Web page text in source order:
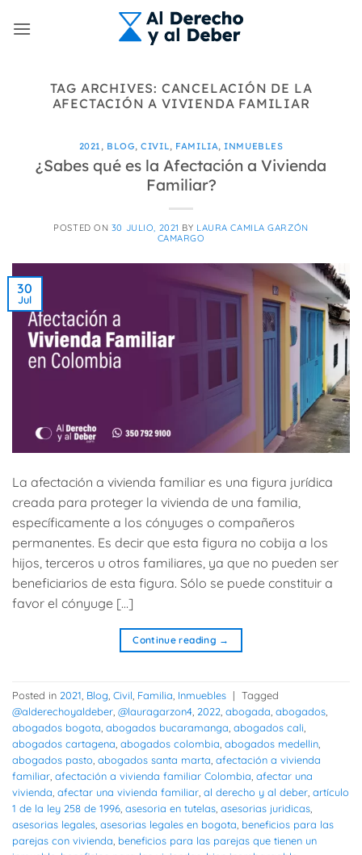
TAG ARCHIVES: CANCELACIÓN DE LA
AFECTACIÓN A VIVIENDA FAMILIAR
2021 , BLOG,CIVIL, FAMILIA,INMUEBLES
¿Sabes qué es la Afectación a Vivienda
Familiar?
POSTED ON 30 JULIO, 2021 BY LAURA CAMILA GARZÓN
CAMARGO
30
Jul
La afectación a vivienda familiar es una figura jurídica
creada para proteger la vivienda de una familia,
específicamente a los cónyuges o compañeros
permanentes. Es decir que esta figura no cobija a los
hijos, terceros u otros familiares, ya que no pueden ser
beneficiarios de esta figura. Sólo se puede constituir a
favor el cónyuge […]
Continue reading →
Posted in 2021, Blog, Civil, Familia, Inmuebles | Tagged
@alderechoyaldeber, @lauragarzon4, 2022, abogada, abogados,
abogados bogota, abogados bucaramanga, abogados cali,
abogados cartagena, abogados colombia, abogados medellin,
abogados pasto, abogados santa marta, afectación a vivienda
familiar, afectación a vivienda familiar Colombia, afectar una
vivienda, afectar una vivienda familiar, al derecho y al deber, artículo
1 de la ley 258 de 1996, asesoria en tutelas, asesorias juridicas,
asesorias legales, asesorias legales en bogota, beneficios para las
parejas con vivienda, beneficios para las parejas que tienen un